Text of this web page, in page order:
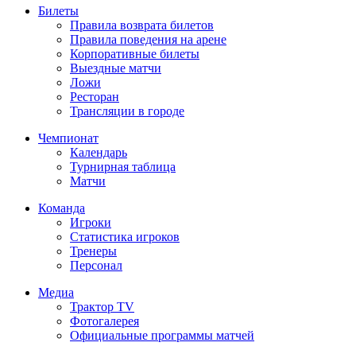
Билеты
Правила возврата билетов
Правила поведения на арене
Корпоративные билеты
Выездные матчи
Ложи
Ресторан
Трансляции в городе
Чемпионат
Календарь
Турнирная таблица
Матчи
Команда
Игроки
Статистика игроков
Тренеры
Персонал
Медиа
Трактор TV
Фотогалерея
Официальные программы матчей